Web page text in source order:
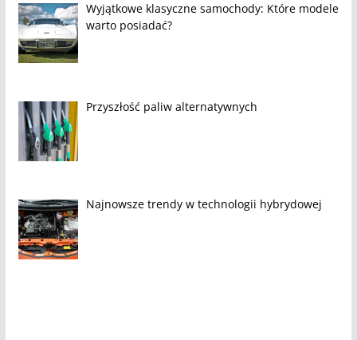
Wyjątkowe klasyczne samochody: Które modele
warto posiadać?
Przyszłość paliw alternatywnych
Najnowsze trendy w technologii hybrydowej